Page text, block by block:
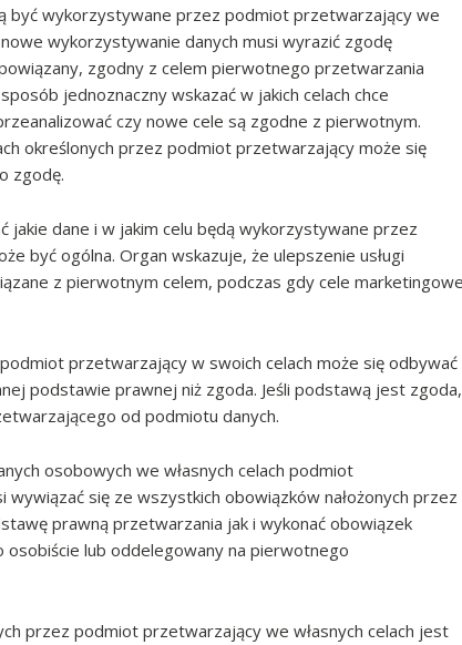
być wykorzystywane przez podmiot przetwarzający we
wykorzystywanie danych musi wyrazić zgodę
zgodny z celem pierwotnego przetwarzania
jednoznaczny wskazać w jakich celach chce
czy nowe cele są zgodne z pierwotnym.
określonych przez podmiot przetwarzający może się
zgodę.
jakie dane i w jakim celu będą wykorzystywane przez
być ogólna. Organ wskazuje, że ulepszenie usługi
z pierwotnym celem, podczas gdy cele
przetwarzający w swoich celach może się odbywać
podstawie prawnej niż zgoda. Jeśli podstawą jest zgoda,
od podmiotu danych.
osobowych we własnych celach podmiot
się ze wszystkich obowiązków nałożonych przez
prawną przetwarzania jak i wykonać obowiązek
lub oddelegowany na pierwotnego
przez podmiot przetwarzający we własnych celach jest